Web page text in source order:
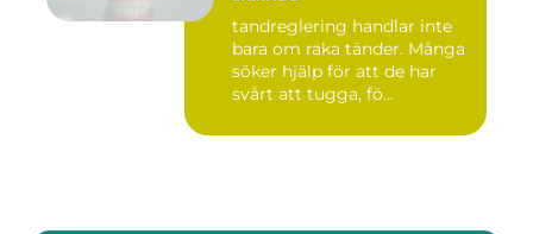
tandreglering handlar inte
bara om raka tänder. Många
söker hjälp för att de har
svårt att tugga, fö...